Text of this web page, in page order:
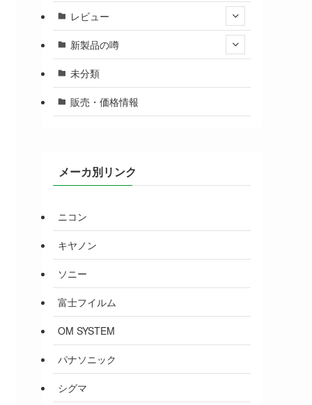
レビュー
新製品の噂
未分類
販売・価格情報
メーカ別リンク
ニコン
キヤノン
ソニー
富士フイルム
OM SYSTEM
パナソニック
シグマ